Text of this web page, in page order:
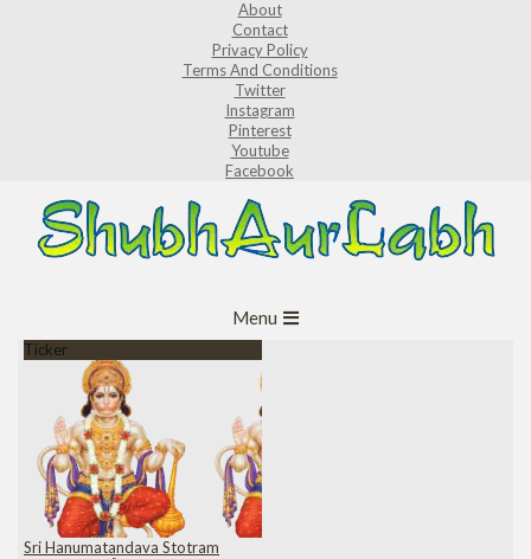
About
Contact
Privacy Policy
Terms And Conditions
Twitter
Instagram
Pinterest
Youtube
Facebook
Navigation
Menu
Ticker
Sri Hanumatandava Stotram